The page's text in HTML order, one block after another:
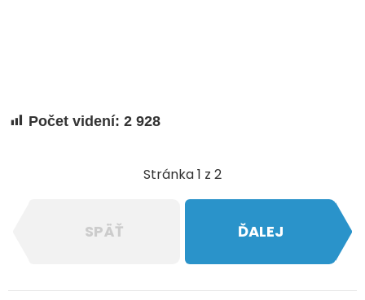
Počet videní: 2 928
Stránka 1 z 2
SPÄŤ ĎALEJ